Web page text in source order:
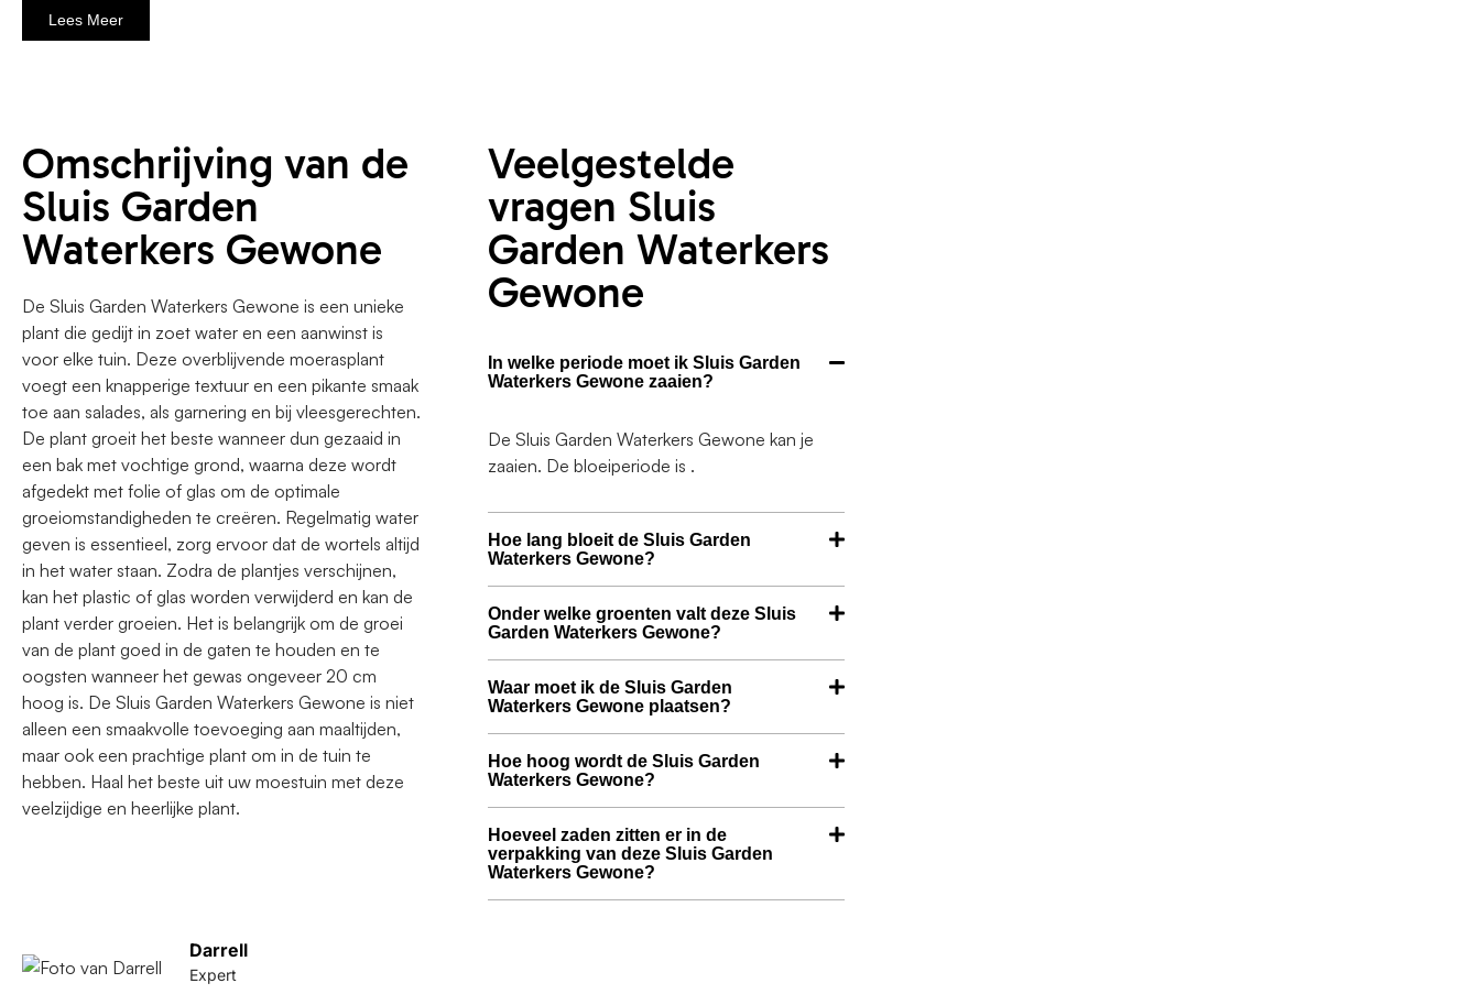
Lees Meer
Omschrijving van de
Sluis Garden
Waterkers Gewone
De Sluis Garden Waterkers Gewone is een unieke
plant die gedijt in zoet water en een aanwinst is
voor elke tuin. Deze overblijvende moerasplant
voegt een knapperige textuur en een pikante smaak
toe aan salades, als garnering en bij vleesgerechten.
De plant groeit het beste wanneer dun gezaaid in
een bak met vochtige grond, waarna deze wordt
afgedekt met folie of glas om de optimale
groeiomstandigheden te creëren. Regelmatig water
geven is essentieel, zorg ervoor dat de wortels altijd
in het water staan. Zodra de plantjes verschijnen,
kan het plastic of glas worden verwijderd en kan de
plant verder groeien. Het is belangrijk om de groei
van de plant goed in de gaten te houden en te
oogsten wanneer het gewas ongeveer 20 cm
hoog is. De Sluis Garden Waterkers Gewone is niet
alleen een smaakvolle toevoeging aan maaltijden,
maar ook een prachtige plant om in de tuin te
hebben. Haal het beste uit uw moestuin met deze
veelzijdige en heerlijke plant.
Darrell
Expert
Veelgestelde
vragen Sluis
Garden Waterkers
Gewone
In welke periode moet ik Sluis Garden
Waterkers Gewone zaaien?
De Sluis Garden Waterkers Gewone kan je
zaaien. De bloeiperiode is .
Hoe lang bloeit de Sluis Garden
Waterkers Gewone?
Onder welke groenten valt deze Sluis
Garden Waterkers Gewone?
Waar moet ik de Sluis Garden
Waterkers Gewone plaatsen?
Hoe hoog wordt de Sluis Garden
Waterkers Gewone?
Hoeveel zaden zitten er in de
verpakking van deze Sluis Garden
Waterkers Gewone?